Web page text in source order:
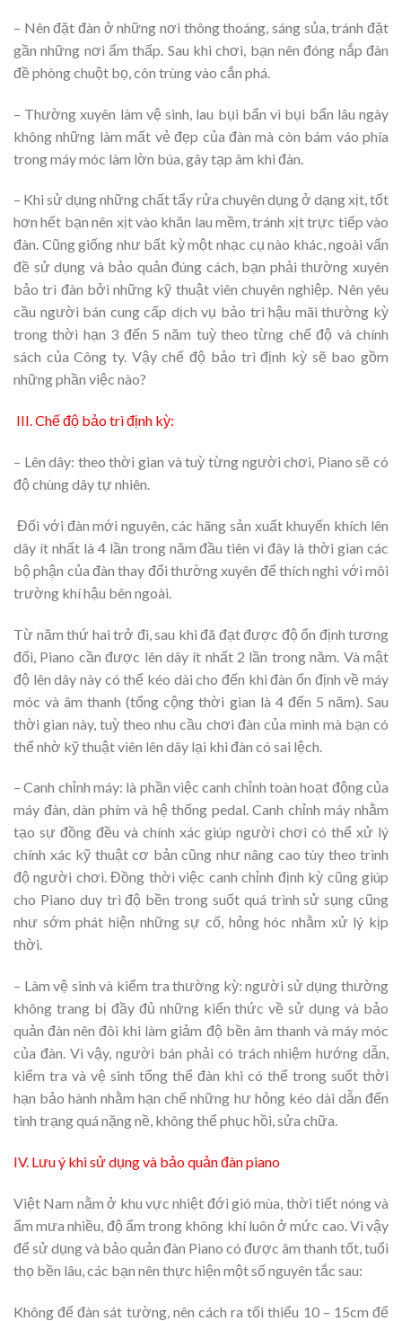
– Nên đặt đàn ở những nơi thông thoáng, sáng sủa, tránh đặt
gần những nơi ẩm thấp. Sau khi chơi, bạn nên đóng nắp đàn
đề phòng chuột bọ, côn trùng vào cắn phá.
– Thường xuyên làm vệ sinh, lau bụi bẩn vì bụi bẩn lâu ngày
không những làm mất vẻ đẹp của đàn mà còn bám váo phía
trong máy móc làm lờn búa, gây tạp âm khi đàn.
– Khi sử dụng những chất tẩy rửa chuyên dụng ở dạng xịt, tốt
hơn hết bạn nên xịt vào khăn lau mềm, tránh xịt trực tiếp vào
đàn. Cũng giống như bất kỳ một nhạc cụ nào khác, ngoài vấn
đề sử dụng và bảo quản đúng cách, bạn phải thường xuyên
bảo trì đàn bởi những kỹ thuật viên chuyên nghiệp. Nên yêu
cầu người bán cung cấp dịch vụ bảo trì hậu mãi thường kỳ
trong thời hạn 3 đến 5 năm tuỳ theo từng chế độ và chính
sách của Công ty. Vậy chế độ bảo trì định kỳ sẽ bao gồm
những phần việc nào?
III. Chế độ bảo trì định kỳ:
– Lên dây: theo thời gian và tuỳ từng người chơi, Piano sẽ có
độ chùng dây tự nhiên.
Đối với đàn mới nguyên, các hãng sản xuất khuyến khích lên
dây ít nhất là 4 lần trong năm đầu tiên vì đây là thời gian các
bộ phận của đàn thay đổi thường xuyên để thích nghi với môi
trường khí hậu bên ngoài.
Từ năm thứ hai trở đi, sau khi đã đạt được độ ổn định tương
đối, Piano cần được lên dây ít nhất 2 lần trong năm. Và mật
độ lên dây này có thể kéo dài cho đến khi đàn ổn định về máy
móc và âm thanh (tổng cộng thời gian là 4 đến 5 năm). Sau
thời gian này, tuỳ theo nhu cầu chơi đàn của mình mà bạn có
thể nhờ kỹ thuật viên lên dây lại khi đàn có sai lệch.
– Canh chỉnh máy: là phần việc canh chỉnh toàn hoạt động của
máy đàn, dàn phím và hệ thống pedal. Canh chỉnh máy nhằm
tạo sự đồng đều và chính xác giúp người chơi có thể xử lý
chính xác kỹ thuật cơ bản cũng như nâng cao tùy theo trình
độ người chơi. Đồng thời việc canh chỉnh định kỳ cũng giúp
cho Piano duy trì độ bền trong suốt quá trình sử sụng cũng
như sớm phát hiện những sự cố, hỏng hóc nhằm xử lý kịp
thời.
– Làm vệ sinh và kiểm tra thường kỳ: người sử dụng thường
không trang bị đầy đủ những kiến thức về sử dụng và bảo
quản đàn nên đôi khi làm giảm độ bền âm thanh và máy móc
của đàn. Vì vậy, người bán phải có trách nhiệm hướng dẫn,
kiểm tra và vệ sinh tổng thể đàn khi có thể trong suốt thời
hạn bảo hành nhằm hạn chế những hư hỏng kéo dài dẫn đến
tình trạng quá nặng nề, không thể phục hồi, sửa chữa.
IV. Lưu ý khi sử dụng và bảo quản đàn piano
Việt Nam nằm ở khu vực nhiệt đới gió mùa, thời tiết nóng và
ẩm mưa nhiều, độ ẩm trong không khí luôn ở mức cao. Vì vậy
để sử dụng và bảo quản đàn Piano có được âm thanh tốt, tuổi
thọ bền lâu, các bạn nên thực hiện một số nguyên tắc sau:
Không để đàn sát tường, nên cách ra tối thiểu 10 – 15cm để